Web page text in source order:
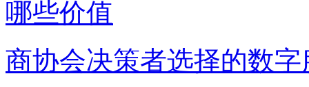
商协会决策者选择的数